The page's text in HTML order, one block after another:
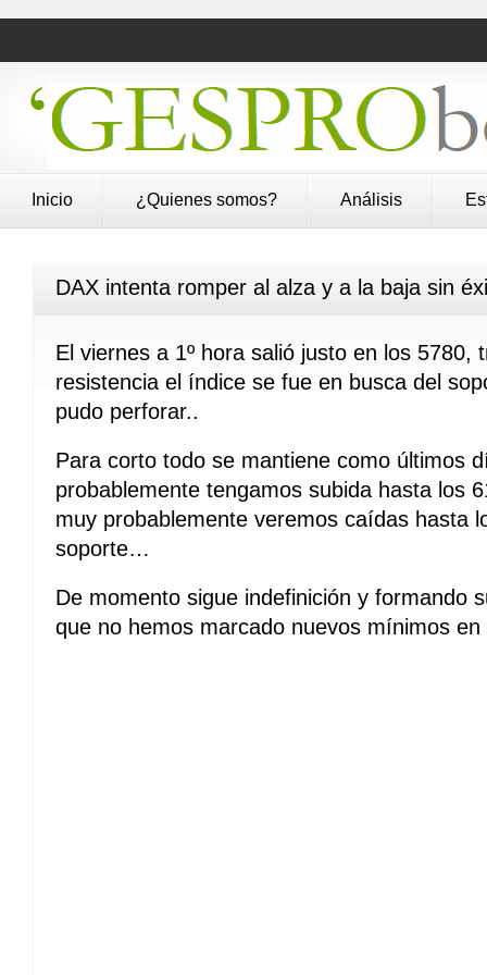
Inicio ¿Quienes somos? Análisis
DAX intenta romper al alza y a la baja sin
El viernes a 1º hora salió justo en los 5780,
resistencia el índice se fue en busca del
pudo perforar..
Para corto todo se mantiene como últimos
probablemente tengamos subida hasta los
muy probablemente veremos caídas hasta
soporte…
De momento sigue indefinición y formando
que no hemos marcado nuevos mínimos